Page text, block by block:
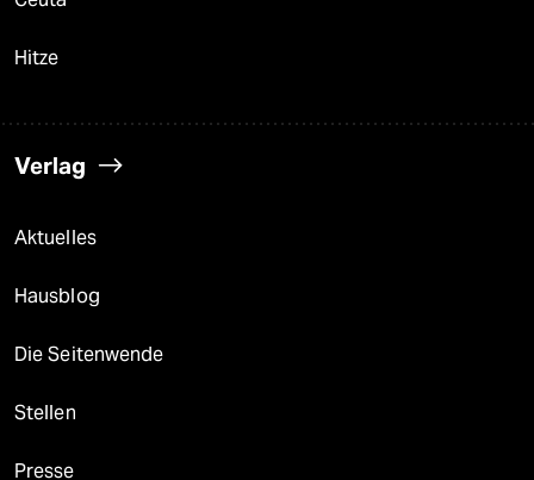
Hitze
Verlag
Aktuelles
Hausblog
Die Seitenwende
Stellen
Presse